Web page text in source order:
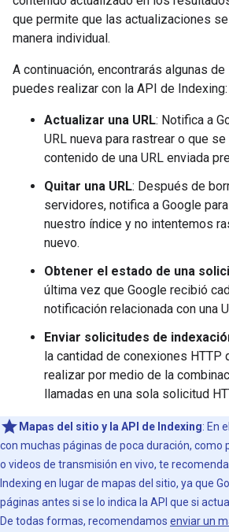
que permite que las actualizaciones
manera individual.
A continuación, encontrarás algunas
puedes realizar con la API de Indexing:
Actualizar una URL: Notifica a
URL nueva para rastrear o que
contenido de una URL enviada
Quitar una URL: Después de
servidores, notifica a Google
nuestro índice y no intentemos
nuevo.
Obtener el estado de una
última vez que Google recibió
notificación relacionada con una
Enviar solicitudes de
la cantidad de conexiones HTTP
realizar por medio de la
llamadas en una sola solicitud
Mapas del sitio y la API de Indexing: En
con muchas páginas de poca duración, como
o videos de transmisión en vivo, te
Indexing en lugar de mapas del sitio, ya que
páginas antes si se lo indica la API que si
De todas formas, recomendamos enviar un